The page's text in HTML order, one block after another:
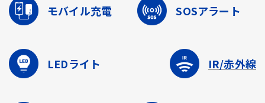
モバイル充電 SOSアラート
LEDライト IR/赤外線